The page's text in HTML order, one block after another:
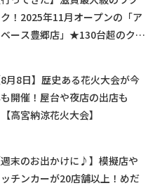
！2025年11月オープンの「ア
ース豊郷店」★130台超のクレ
8月8日】歴史ある花火大会が今
開催！屋台や夜店の出店も
高宮納涼花火大会】
週末のお出かけに♪】模擬店や
チンカーが20店舗以上！めだ